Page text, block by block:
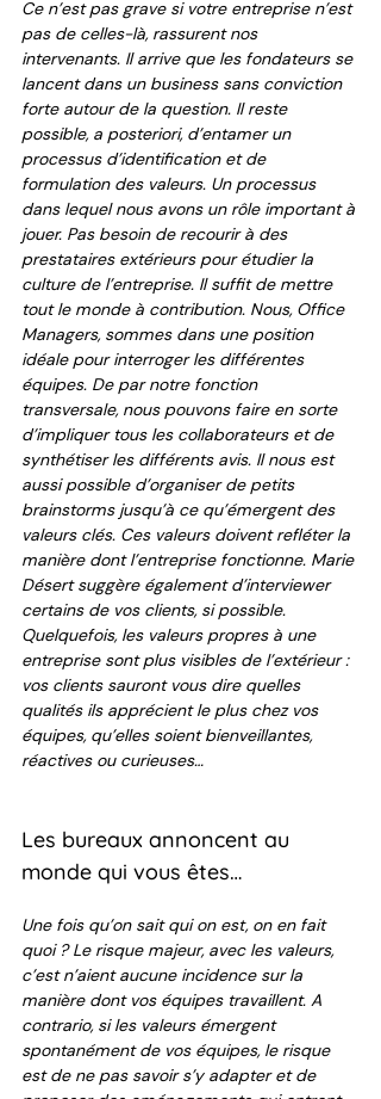
Ce n’est pas grave si votre entreprise n’est
pas de celles-là, rassurent nos
intervenants. Il arrive que les fondateurs se
lancent dans un business sans conviction
forte autour de la question. Il reste
possible, a posteriori, d’entamer un
processus d’identification et de
formulation des valeurs. Un processus
dans lequel nous avons un rôle important à
jouer. Pas besoin de recourir à des
prestataires extérieurs pour étudier la
culture de l’entreprise. Il suffit de mettre
tout le monde à contribution. Nous, Office
Managers, sommes dans une position
idéale pour interroger les différentes
équipes. De par notre fonction
transversale, nous pouvons faire en sorte
d’impliquer tous les collaborateurs et de
synthétiser les différents avis. Il nous est
aussi possible d’organiser de petits
brainstorms jusqu’à ce qu’émergent des
valeurs clés. Ces valeurs doivent refléter la
manière dont l’entreprise fonctionne. Marie
Désert suggère également d’interviewer
certains de vos clients, si possible.
Quelquefois, les valeurs propres à une
entreprise sont plus visibles de l’extérieur :
vos clients sauront vous dire quelles
qualités ils apprécient le plus chez vos
équipes, qu’elles soient bienveillantes,
réactives ou curieuses…
Les bureaux annoncent au
monde qui vous êtes…
Une fois qu’on sait qui on est, on en fait
quoi ? Le risque majeur, avec les valeurs,
c’est n’aient aucune incidence sur la
manière dont vos équipes travaillent. A
contrario, si les valeurs émergent
spontanément de vos équipes, le risque
est de ne pas savoir s’y adapter et de